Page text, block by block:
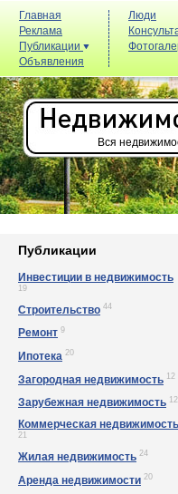
Главная
Реклама
Публикации
Объявления
Люди
Вся
Публикации
Инвестиции в недвижимость
19
Строительство 44
Ремонт 9
Ипотека 20
Загородная недвижимость 12
Зарубежная недвижимость 12
Коммерческая недвижимость
21
Жилая недвижимость 24
Аренда недвижимости 20